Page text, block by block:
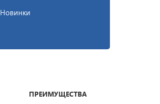
Новинки
ПРЕИМУЩЕСТВА